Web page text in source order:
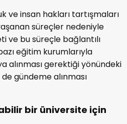
ve insan hakları tartışmaları
süreçler nedeniyle
ve bu süreçle bağlantılı
eğitim kurumlarıyla
alınması gerektiği yönündeki
gündeme alınması
bir üniversite için